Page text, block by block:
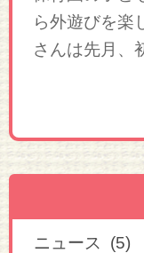
ら外遊びを楽
さんは先月、
ニュース (5)